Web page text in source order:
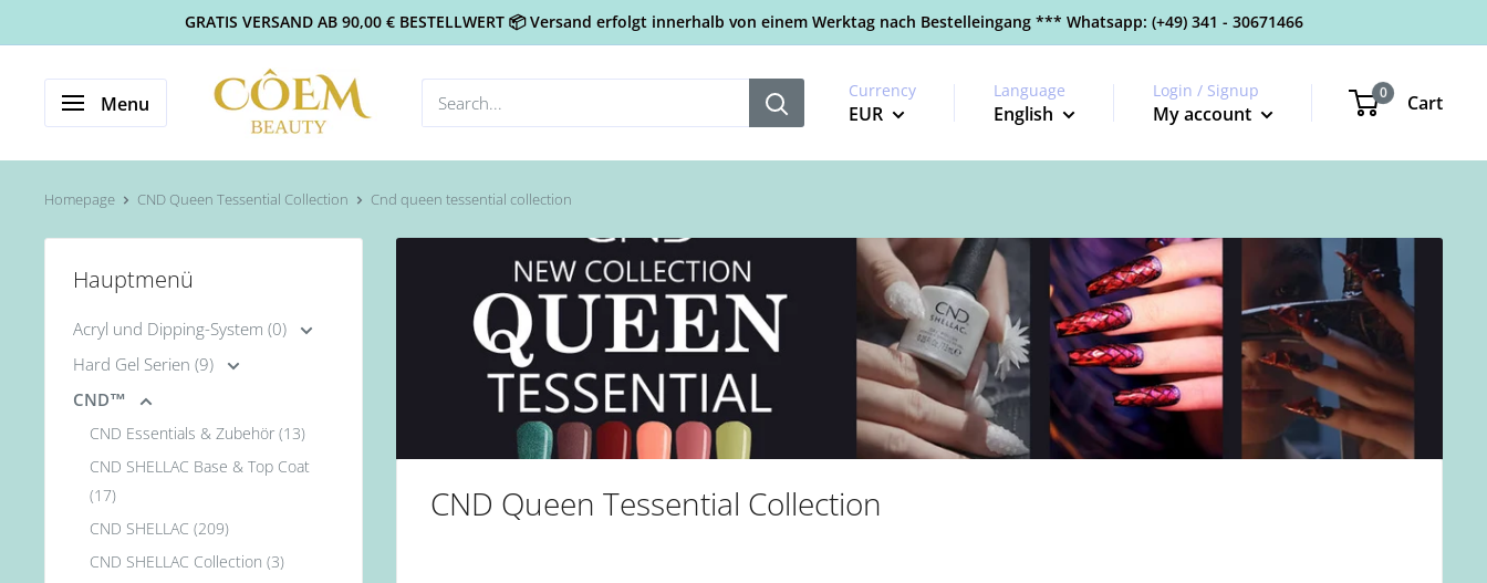
GRATIS VERSAND AB 90,00 € BESTELLWERT 📦 Versand erfolgt innerhalb von einem Werktag nach Bestelleingang *** Whatsapp: (+49) 341 - 30671466
Menu
Currency
EUR
Language
English
Login / Signup
My account
0 Cart
Homepage CND Queen Tessential Collection Cnd queen tessential collection
Hauptmenü
Acryl und Dipping-System (0)
Hard Gel Serien (9)
CND™
CND Essentials & Zubehör (13)
CND SHELLAC Base & Top Coat
(17)
CND SHELLAC (209)
CND SHELLAC Collection (3)
CND Queen Tessential Collection